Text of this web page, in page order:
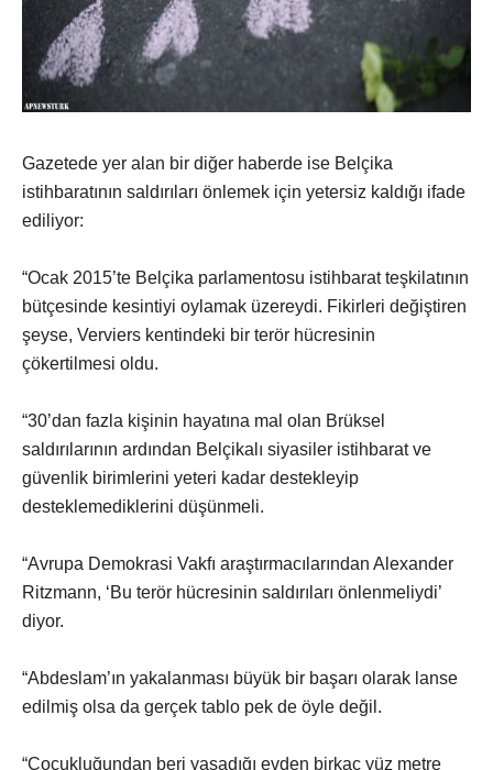
Gazetede yer alan bir diğer haberde ise Belçika
istihbaratının saldırıları önlemek için yetersiz kaldığı ifade
ediliyor:
“Ocak 2015’te Belçika parlamentosu istihbarat teşkilatının
bütçesinde kesintiyi oylamak üzereydi. Fikirleri değiştiren
şeyse, Verviers kentindeki bir terör hücresinin
çökertilmesi oldu.
“30’dan fazla kişinin hayatına mal olan Brüksel
saldırılarının ardından Belçikalı siyasiler istihbarat ve
güvenlik birimlerini yeteri kadar destekleyip
desteklemediklerini düşünmeli.
“Avrupa Demokrasi Vakfı araştırmacılarından Alexander
Ritzmann, ‘Bu terör hücresinin saldırıları önlenmeliydi’
diyor.
“Abdeslam’ın yakalanması büyük bir başarı olarak lanse
edilmiş olsa da gerçek tablo pek de öyle değil.
“Çocukluğundan beri yaşadığı evden birkaç yüz metre